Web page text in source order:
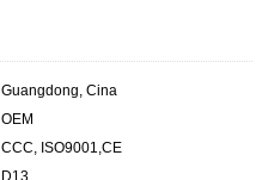
Guangdong, Cina
OEM
CCC, ISO9001,CE
D13